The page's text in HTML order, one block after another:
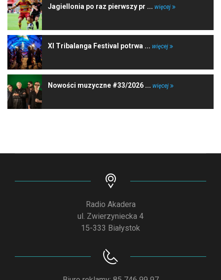
Jagiellonia po raz pierwszy pr ... więcej
XI Tribalanga Festival potrwa ... więcej
Nowości muzyczne #33/2026 ... więcej
Radio Akadera
ul. Zwierzyniecka 4
15-333 Białystok